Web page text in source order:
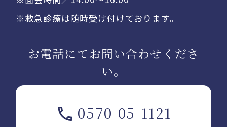
※救急診療は随時受け付けております。
お電話にてお問い合わせくださ
い。
0570-05-1121